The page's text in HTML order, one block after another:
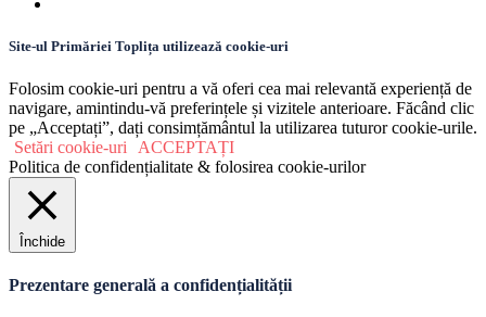
Site-ul Primăriei Toplița utilizează cookie-uri
Folosim cookie-uri pentru a vă oferi cea mai relevantă experiență de
navigare, amintindu-vă preferințele și vizitele anterioare. Făcând clic
pe „Acceptați”, dați consimțământul la utilizarea tuturor cookie-urile.
Setări cookie-uri
ACCEPTAȚI
Politica de confidențialitate & folosirea cookie-urilor
Închide
Prezentare generală a confidențialității